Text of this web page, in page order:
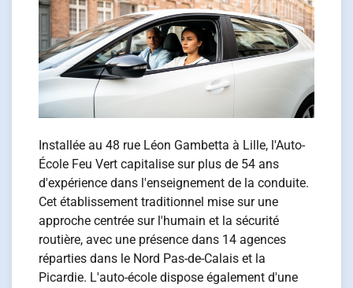
Installée au 48 rue Léon Gambetta à Lille, l'Auto-
École Feu Vert capitalise sur plus de 54 ans
d'expérience dans l'enseignement de la conduite.
Cet établissement traditionnel mise sur une
approche centrée sur l'humain et la sécurité
routière, avec une présence dans 14 agences
réparties dans le Nord Pas-de-Calais et la
Picardie. L'auto-école dispose également d'une